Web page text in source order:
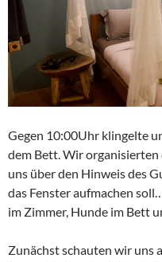
Gegen 10:00Uhr klingelte
dem Bett. Wir organisierten
uns über den Hinweis des
das Fenster aufmachen
im Zimmer, Hunde im Bett
Zunächst schauten wir uns